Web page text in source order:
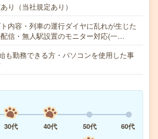
り（当社規定あり）
内容・列車の運行ダイヤに乱れが生じた
信・無人駅設置のモニター対応(一…
も勤務できる方・パソコンを使用した事
30代 40代 50代
60代